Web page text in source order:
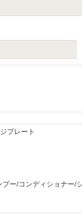
プレート
プー/コンディショナー/